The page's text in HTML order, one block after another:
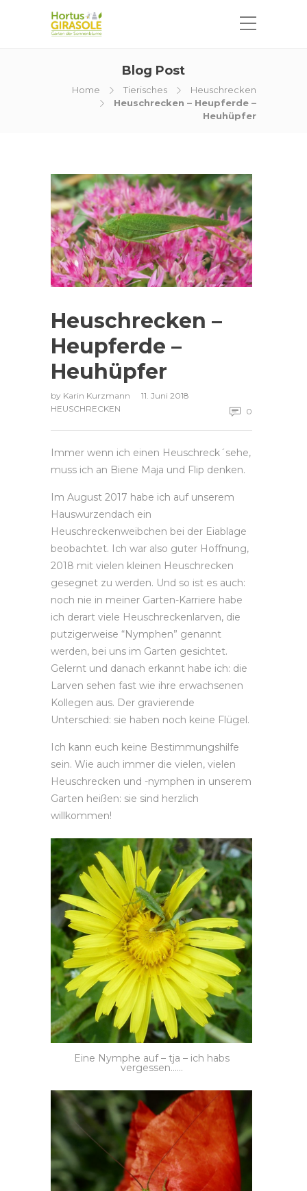
Blog Post
Home Tierisches
Heuschrecken
Heuschrecken – Heupferde –
Heuhüpfer
Heuschrecken –
Heupferde –
Heuhüpfer
by Karin Kurzmann
11. Juni 2018
HEUSCHRECKEN
0
Immer wenn ich einen Heuschreck´sehe,
muss ich an Biene Maja und Flip denken.
Im August 2017 habe ich auf unserem
Hauswurzendach ein
Heuschreckenweibchen bei der Eiablage
beobachtet. Ich war also guter Hoffnung,
2018 mit vielen kleinen Heuschrecken
gesegnet zu werden. Und so ist es auch:
noch nie in meiner Garten-Karriere habe
ich derart viele Heuschreckenlarven, die
putzigerweise “Nymphen” genannt
werden, bei uns im Garten gesichtet.
Gelernt und danach erkannt habe ich: die
Larven sehen fast wie ihre erwachsenen
Kollegen aus. Der gravierende
Unterschied: sie haben noch keine Flügel.
Ich kann euch keine Bestimmungshilfe
sein. Wie auch immer die vielen, vielen
Heuschrecken und -nymphen in unserem
Garten heißen: sie sind herzlich
willkommen!
Eine Nymphe auf – tja – ich habs
vergessen……